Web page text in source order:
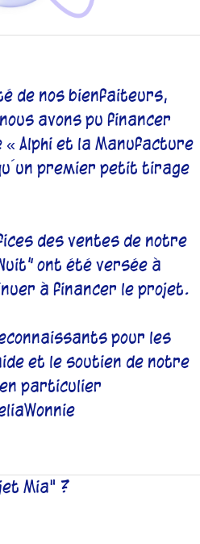
de nos bienfaiteurs,
avons pu financer
Alphi et la Manufacture
premier petit tirage
des ventes de notre
ont été versée à
à financer le projet.
pour les
et le soutien de notre
particulier
Mia" ?